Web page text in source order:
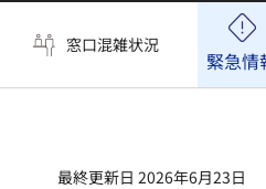
窓口混雑状況
緊急情
最終更新日 2026年6月23日